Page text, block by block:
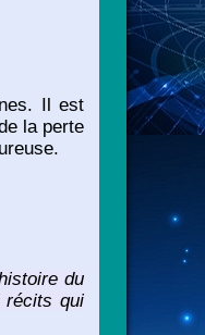
Il est
la perte
du
récits qui